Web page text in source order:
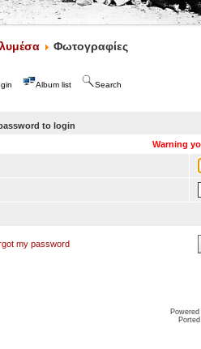
Φωτογραφίες
Album list Search
to login
Warning
my password